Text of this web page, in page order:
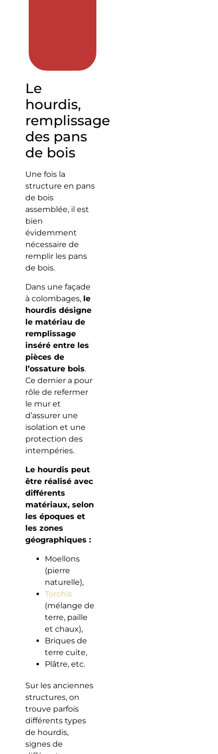
Le
hourdis,
remplissage
des pans
de bois
Une fois la
structure en pans
de bois
assemblée, il est
bien
évidemment
nécessaire de
remplir les pans
de bois.
Dans une façade
à colombages, le
hourdis désigne
le matériau de
remplissage
inséré entre les
pièces de
l’ossature bois.
Ce dernier a pour
rôle de refermer
le mur et
d’assurer une
isolation et une
protection des
intempéries.
Le hourdis peut
être réalisé avec
différents
matériaux, selon
les époques et
les zones
géographiques :
Moellons
(pierre
naturelle),
Torchis
(mélange de
terre, paille
et chaux),
Briques de
terre cuite,
Plâtre, etc.
Sur les anciennes
structures, on
trouve parfois
différents types
de hourdis,
signes de